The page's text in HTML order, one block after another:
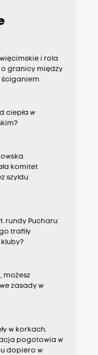
i rola
o granicy między
ciepła w
komitet
szyldu
rundy Pucharu
trafiły
możesz
zasady w
w korkach.
pogotowia w
dopiero w